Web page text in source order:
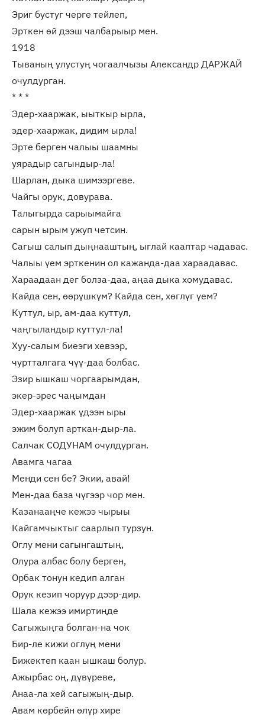
Эриг бустуг черге тейлеп,
Эрткен өй дээш чалбарыыр мен.
1918
Тываның улустуң чогаалчызы Александр ДАРЖАЙ
очулдурган.
* * *
Эдер-хааржак, ыыткыр ырла,
эдер-хааржак, дидим ырла!
Эрте берген чалыы шаамны
уярадыр сагындыр-ла!
Шарлан, дыка шимээргеве.
Чайгы орук, довурава.
Талыгырда сарыымайга
сарын ырым ужуп четсин.
Сагыш салып дыңнааштың, ыглай кааптар чадавас.
Чалыы үем эрткенин ол кажанда-даа хараадавас.
Хараадаан дег болза-даа, аңаа дыка хомудавас.
Кайда сен, өөрүшкүм? Кайда сен, хөглүг үем?
Куттул, ыр, ам-даа куттул,
чаңгыландыр куттул-ла!
Хуу-салым биеэги хевээр,
чуртталгага чүү-даа болбас.
Эзир ышкаш чоргаарымдан,
экер-эрес чаңымдан
Эдер-хааржак үдээн ыры
эжим болуп арткан-дыр-ла.
Салчак СОДУНАМ очулдурган.
Авамга чагаа
Менди сен бе? Экии, авай!
Мен-даа база чүгээр чор мен.
Казанааңче кежээ чырыы
Кайгамчыктыг саарлып турзун.
Оглу мени сагынгаштың,
Олура албас болу берген,
Орбак тонун кедип алган
Орук кезип чоруур дээр-дир.
Шала кежээ имиртиңде
Сагыжыңга болган-на чок
Бир-ле кижи оглуң мени
Бижектеп каан ышкаш болур.
Ажырбас оң, дүвүреве,
Анаа-ла хей сагыжың-дыр.
Авам көрбейн өлүр хире